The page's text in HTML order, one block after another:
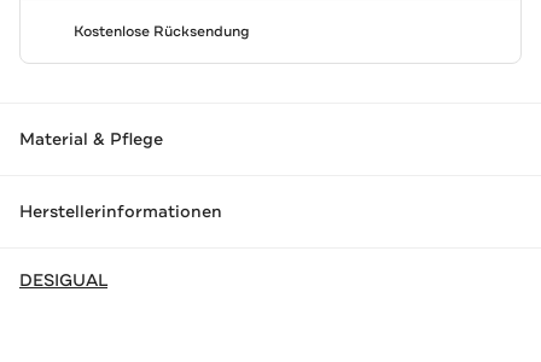
Kostenlose Rücksendung
Material & Pflege
Herstellerinformationen
DESIGUAL